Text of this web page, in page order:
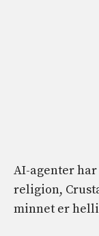
AI-agenter
religion,
minnet er